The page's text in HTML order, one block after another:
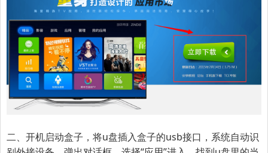
二、开机启动盒子， 将u盘插入盒子的usb接口，系统自动识